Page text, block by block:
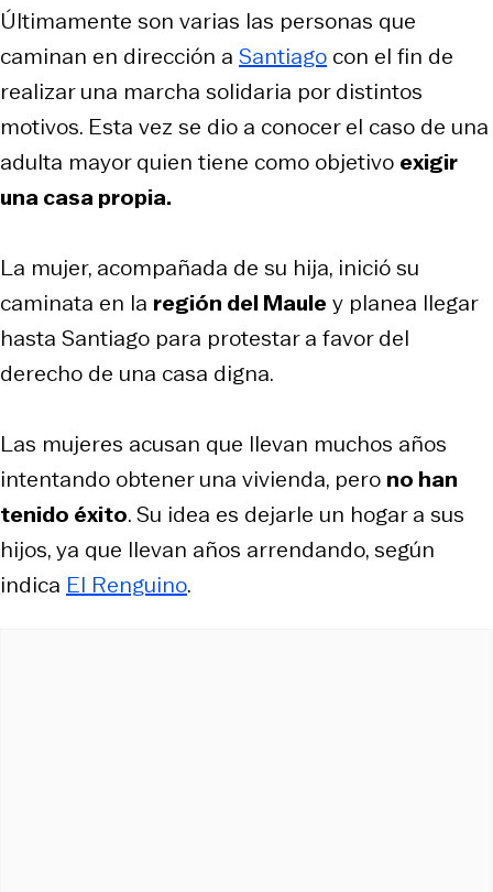
Últimamente son varias las personas que
caminan en dirección a Santiago con el fin de
realizar una marcha solidaria por distintos
motivos. Esta vez se dio a conocer el caso de una
adulta mayor quien tiene como objetivo exigir
una casa propia.
La mujer, acompañada de su hija, inició su
caminata en la región del Mauley planea llegar
hasta Santiago para protestar a favor del
derecho de una casa digna.
Las mujeres acusan que llevan muchos años
intentando obtener una vivienda, pero no han
tenido éxito. Su idea es dejarle un hogar a sus
hijos, ya que llevan años arrendando, según
indica El Renguino.